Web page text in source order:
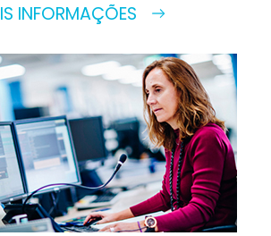
INFORMAÇÕES